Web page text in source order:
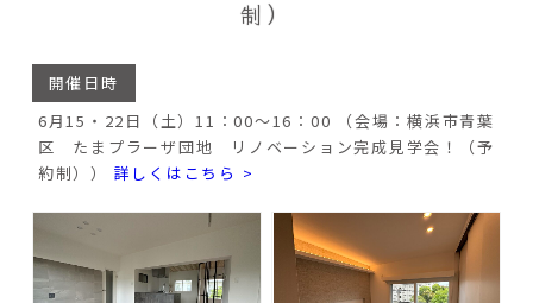
制）
開催日時
6月15・22日（土）11：00～16：00 （会場：横浜市青葉
区 たまプラーザ団地 リノベーション完成見学会！（予
約制）） 詳しくはこちら >